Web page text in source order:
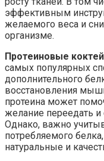
эффективным
желаемого веса и
организме.
Протеиновые
самых популярных
дополнительного
восстановления
протеина может
желание переедать
Однако, важно
потребляемого
натуральные и